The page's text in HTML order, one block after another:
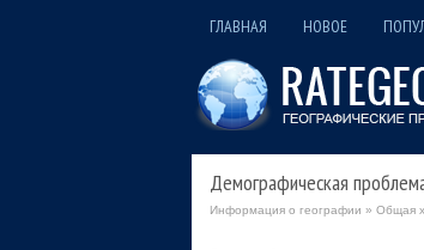
ГЛАВНАЯ НОВОЕ
Демографическая
Информация о географии » Общая